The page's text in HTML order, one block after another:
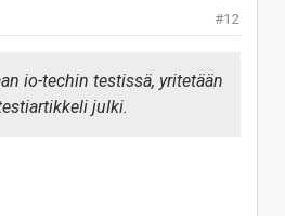
#12
io-techin testissä, yritetään
julki.